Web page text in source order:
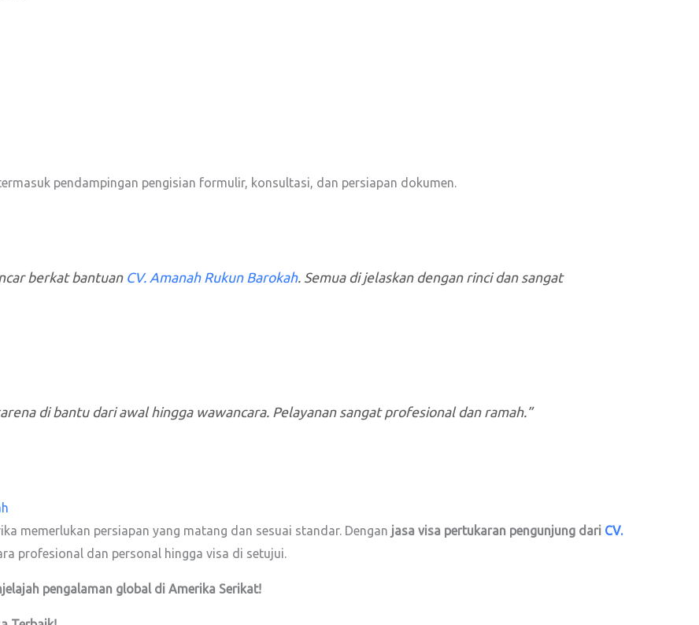
pendampingan pengisian formulir, konsultasi, dan persiapan dokumen.
berkat bantuanCV. Amanah Rukun Barokah. Semua di jelaskan dengan rinci dan sangat
di bantu dari awal hingga wawancara. Pelayanan sangat profesional dan ramah.”
memerlukan persiapan yang matang dan sesuai standar. Dengan jasa visa pertukaran pengunjung dari CV.
profesional dan personal hingga visa di setujui.
pengalaman global di Amerika Serikat!